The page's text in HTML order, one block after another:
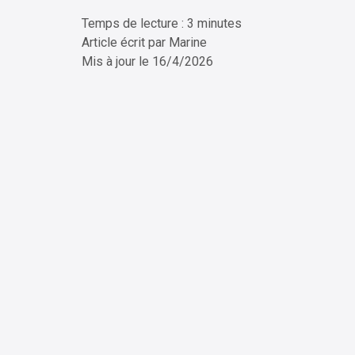
Temps de lecture : 3 minutes
Article écrit par Marine
Mis à jour le 16/4/2026